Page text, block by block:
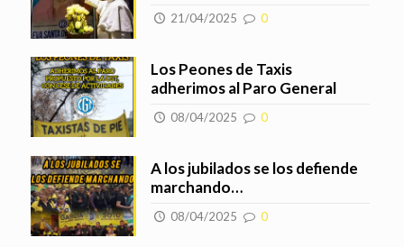
21/04/2025 0
Los Peones de Taxis
adherimos al Paro General
08/04/2025 0
A los jubilados se los defiende
marchando…
08/04/2025 0